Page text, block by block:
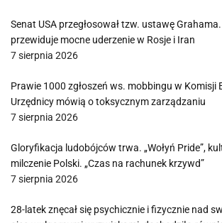
Senat USA przegłosował tzw. ustawę
przewiduje mocne uderzenie w Rosje i Iran
7 sierpnia 2026
Prawie 1000 zgłoszeń ws. mobbingu w Komisji
Urzędnicy mówią o toksycznym zarządzaniu
7 sierpnia 2026
Gloryfikacja ludobójców trwa. „Wołyń Pride”,
milczenie Polski. „Czas na rachunek krzywd”
7 sierpnia 2026
28-latek znęcał się psychicznie i fizycznie nad